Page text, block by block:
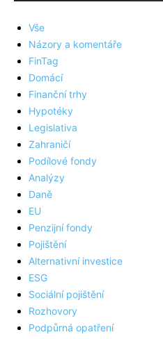
Vše
Názory a komentáře
FinTag
Domácí
Finanční trhy
Hypotéky
Legislativa
Zahraničí
Podílové fondy
Analýzy
Daně
EU
Penzijní fondy
Pojištění
Alternativní investice
ESG
Sociální pojištění
Rozhovory
Podpůrná opatření